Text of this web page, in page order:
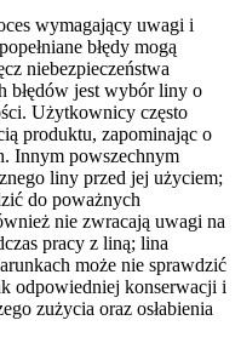
wymagający uwagi i
błędy mogą
niebezpieczeństwa
błędów jest wybór liny o
Użytkownicy często
produktu, zapominając o
Innym powszechnym
liny przed jej użyciem;
do poważnych
nie zwracają uwagi na
pracy z liną; lina
może nie sprawdzić
odpowiedniej konserwacji i
zużycia oraz osłabienia